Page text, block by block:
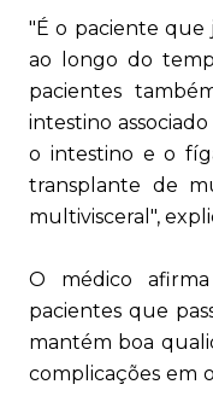
"É o paciente que
ao longo do
pacientes
intestino
o intestino e o
transplante de
multivisceral",
O médico
pacientes que
mantém boa
complicações em